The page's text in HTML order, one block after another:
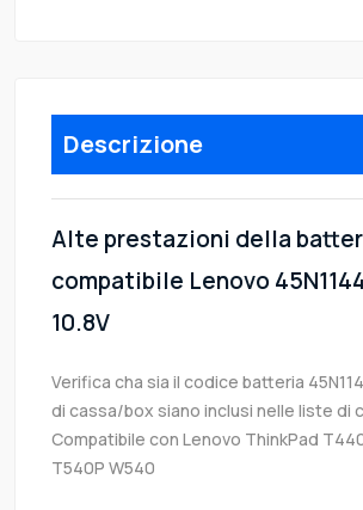
Descrizione
Alte prestazioni della
compatibile Lenovo
10.8V
Verifica cha sia il codice batteria
di cassa/box siano inclusi nelle liste di
Compatibile con Lenovo ThinkPad
T540P W540